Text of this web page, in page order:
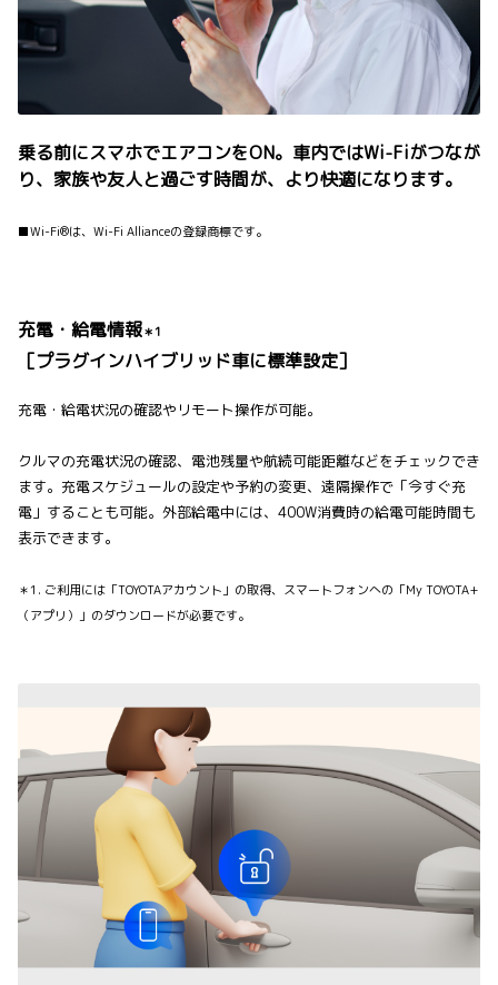
乗る前にスマホでエアコンをON。車内ではWi-Fiがつなが
り、家族や友人と過ごす時間が、より快適になります。
■Wi-Fi®は、Wi-Fi Allianceの登録商標です。
充電・給電情報＊1
［プラグインハイブリッド車に標準設定］
充電・給電状況の確認やリモート操作が可能。
クルマの充電状況の確認、電池残量や航続可能距離などをチェックでき
ます。充電スケジュールの設定や予約の変更、遠隔操作で「今すぐ充
電」することも可能。外部給電中には、400W消費時の給電可能時間も
表示できます。
＊1. ご利用には「TOYOTAアカウント」の取得、スマートフォンへの「My TOYOTA+
（アプリ）」のダウンロードが必要です。